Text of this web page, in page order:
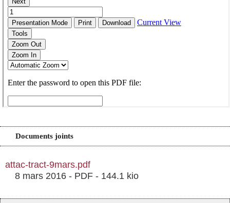
Documents joints
attac-tract-9mars.pdf
8 mars 2016 - PDF - 144.1 kio